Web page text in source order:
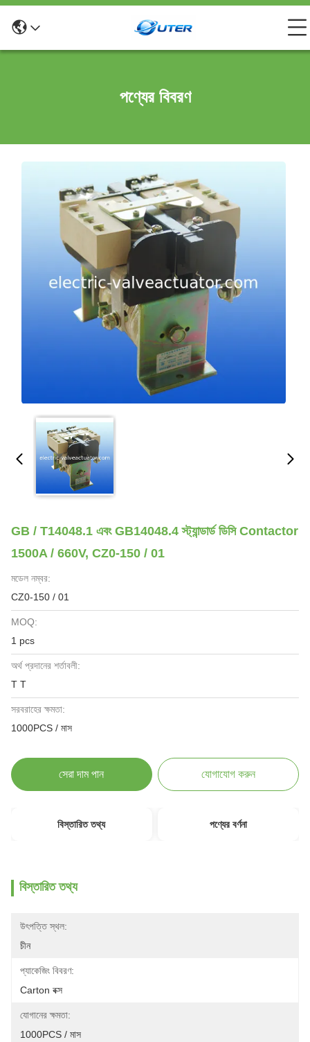
পণ্যের বিবরণ
GB / T14048.1 এবং GB14048.4 স্ট্যান্ডার্ড ডিসি Contactor
1500A / 660V, CZ0-150 / 01
মডেল নম্বর:
CZ0-150 / 01
MOQ:
1 pcs
অর্থ প্রদানের শর্তাবলী:
T T
সরবরাহের ক্ষমতা:
1000PCS / মাস
সেরা দাম পান যোগাযোগ করুন
বিস্তারিত তথ্য পণ্যের বর্ণনা
বিস্তারিত তথ্য
উৎপত্তি স্থল:
চীন
প্যাকেজিং বিবরণ:
Carton বক্স
যোগানের ক্ষমতা:
1000PCS / মাস